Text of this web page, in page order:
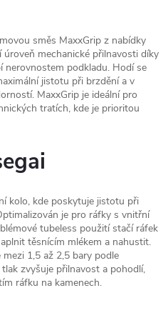
směs MaxxGrip z nabídky
úroveň mechanické přilnavosti díky
nerovnostem podkladu. Hodí se
jistotu při brzdění a v
MaxxGrip je ideální pro
tratích, kde je prioritou
kolo, kde poskytuje jistotu při
je pro ráfky s vnitřní
tubeless použití stačí ráfek
těsnícím mlékem a nahustit.
1,5 až 2,5 bary podle
zvyšuje přilnavost a pohodlí,
ráfku na kamenech.